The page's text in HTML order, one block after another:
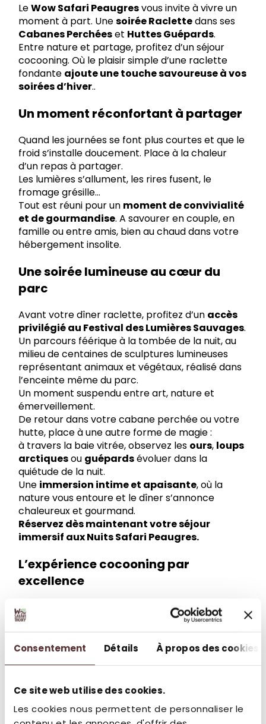
Consentement Détails À propos des cookies
Ce site web utilise des cookies.
Les cookies nous permettent de personnaliser le
LeWow Safari Peaugresvous invite à vivre un
moment à part. Unesoirée Raclettedans ses
Cabanes Perchéeset Huttes Guépards.
Entre nature et partage, profitez d’un séjour
cocooning. Où le plaisir simple d’une raclette
fondante ajoute une touche savoureuse à vos
soirées d’hiver..
Un moment réconfortant à partager
Quand les journées se font plus courtes et que le
froid s’installe doucement. Place à la chaleur
d’un repas à partager.
Les lumières s’allument, les rires fusent, le
fromage grésille…
Tout est réuni pour un moment de convivialité
et de gourmandise. A savourer en couple, en
famille ou entre amis, bien au chaud dans votre
hébergement insolite.
Une soirée lumineuse au cœur du
parc
Avant votre dîner raclette, profitez d’un accès
privilégié au Festival des Lumières Sauvages.
Un parcours féérique à la tombée de la nuit, au
milieu de centaines de sculptures lumineuses
représentant animaux et végétaux, réalisé dans
l’enceinte même du parc.
Un moment suspendu entre art, nature et
émerveillement.
De retour dans votre cabane perchée ou votre
hutte, place à une autre forme de magie :
à travers la baie vitrée, observez les ours, loups
arctiquesou guépardsévoluer dans la
quiétude de la nuit.
Une immersion intime et apaisante, où la
nature vous entoure et le dîner s’annonce
chaleureux et gourmand.
Réservez dès maintenant votre séjour
immersif aux Nuits Safari Peaugres.
L’expérience cocooning par
excellence
Les
Nuits de Peaugres
célèbrent le
plaisir d’être ensemble: un séjour
à la foisinsolite, chaleureux et apaisant, où
l’on prend le temps de se retrouver, de rire, de
moment de complicité et d’émerveillement
Uneparenthèse savoureuseentre nature,
lumière et douceur hivernale.